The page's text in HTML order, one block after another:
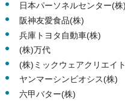
日本パーソネルセンター(株)
阪神友愛食品(株)
兵庫トヨタ自動車(株)
(株)万代
(株)ミックウェアクリエイト
ヤンマーシンビオシス(株)
六甲バター(株)